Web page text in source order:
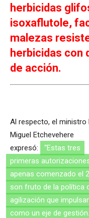
herbicidas
isoxaflutole,
malezas
herbicidas
de acción.
Al respecto, el ministro
Miguel Etchevehere
expresó:
“Estas tres
primeras
apenas comenzado el
son fruto de la política
agilización que
como un eje de gestión.
agroindustriales, para lo
cual debemos
el liderazgo de nuestro
en el desarrollo,
y utilización
inteligente de la